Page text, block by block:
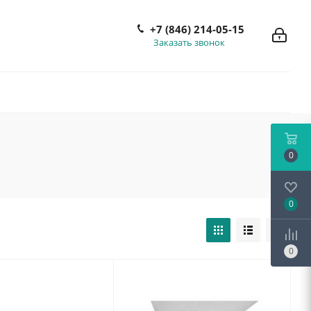
+7 (846) 214-05-15
Заказать звонок
0
0
0